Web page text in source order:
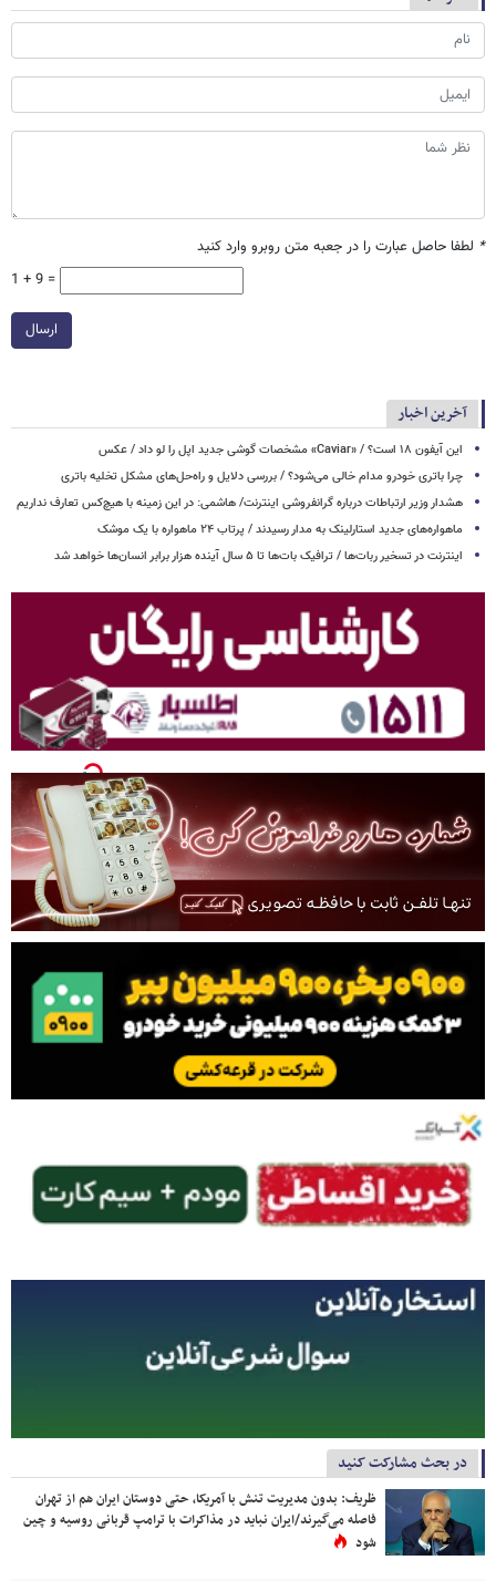
* لطفا حاصل عبارت را در جعبه متن روبرو وارد کنید
1 + 9 =
ارسال
آخرین اخبار
این آیفون ۱۸ است؟ / «Caviar» مشخصات گوشی جدید اپل را لو داد / عکس
چرا باتری خودرو مدام خالی می‌شود؟ / بررسی دلایل و راه‌حل‌های مشکل تخلیه باتری
هشدار وزیر ارتباطات درباره گرانفروشی اینترنت/ هاشمی: در این زمینه با هیچ‌کس تعارف نداریم
ماهواره‌های جدید استارلینک به مدار رسیدند / پرتاب ۲۴ ماهواره با یک موشک
اینترنت در تسخیر ربات‌ها / ترافیک بات‌ها تا ۵ سال آینده هزار برابر انسان‌ها خواهد شد
در بحث مشارکت کنید
ظریف: بدون مدیریت تنش با آمریکا، حتی دوستان ایران هم از تهران
فاصله می‌گیرند/ایران نباید در مذاکرات با ترامپ قربانی روسیه و چین
شود